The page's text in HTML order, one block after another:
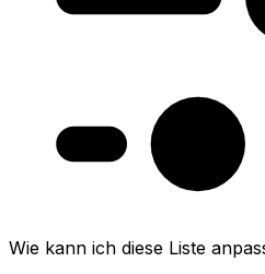
Wie kann ich diese Liste